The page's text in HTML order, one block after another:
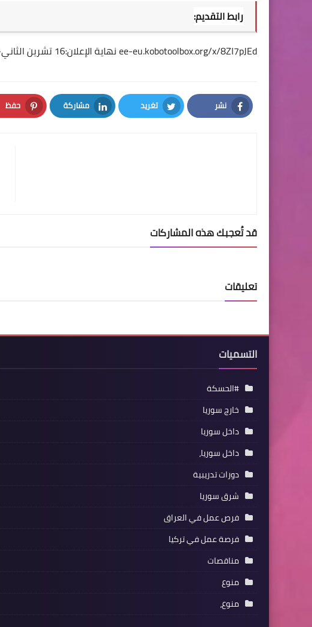
رابط التقديم:
ee-eu.kobotoolbox.org/x/8ZI7pJEdنهاية الإعلان:16 تشرين الثاني- 2024 في تمام الساعة 23:59 مساء بتوقيت سوريا
نشر
Facebook
تغريد
Twitter
مشاركة
LinkedIn
حفظ
قد تُعجبك هذه المشاركات
تعليقات
التسميات
#الحسكة
خارج سوريا
داخل سوريا
داخل سوريا،
دورات تدريبية
شرق سوريا
فرص عمل في العراق
فرصة عمل في تركيا
مناقصات
منوع
منوع،